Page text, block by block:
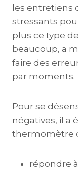
les entretiens
stressants
plus ce type
beaucoup, a
faire des
par moments.
Pour se
négatives, il a
thermomètre
répondre